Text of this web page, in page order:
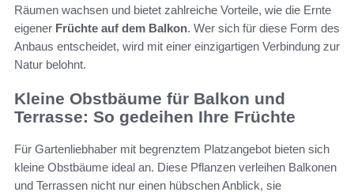
Räumen wachsen und bietet zahlreiche Vorteile, wie die Ernte
eigener Früchte auf dem Balkon. Wer sich für diese Form des
Anbaus entscheidet, wird mit einer einzigartigen Verbindung zur
Natur belohnt.
Kleine Obstbäume für Balkon und
Terrasse: So gedeihen Ihre Früchte
Für Gartenliebhaber mit begrenztem Platzangebot bieten sich
kleine Obstbäume ideal an. Diese Pflanzen verleihen Balkonen
und Terrassen nicht nur einen hübschen Anblick, sie